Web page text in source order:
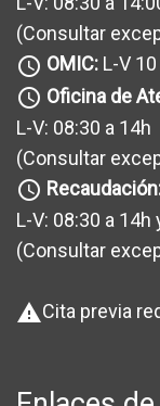
(Consultar
query_builder OMIC: L-V
query_builder Oficina de
L-V: 08:30 a 14h
(Consultar
query_builder
L-V: 08:30 a 14h
(Consultar
warningCita previa